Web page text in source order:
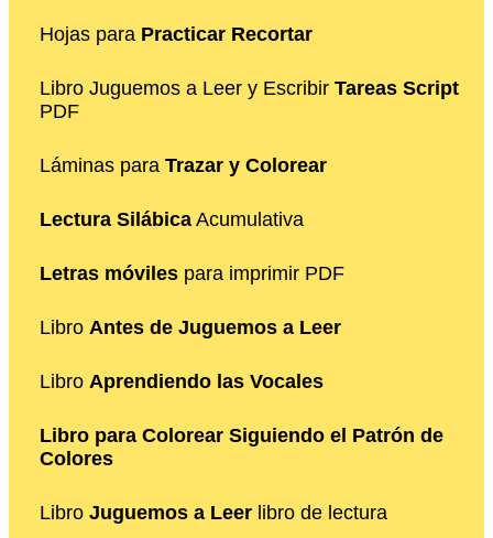
Hojas para Practicar Recortar
Libro Juguemos a Leer y Escribir Tareas Script
PDF
Láminas para Trazar y Colorear
Lectura Silábica Acumulativa
Letras móviles para imprimir PDF
Libro Antes de Juguemos a Leer
Libro Aprendiendo las Vocales
Libro para Colorear Siguiendo el Patrón de
Colores
Libro Juguemos a Leer libro de lectura